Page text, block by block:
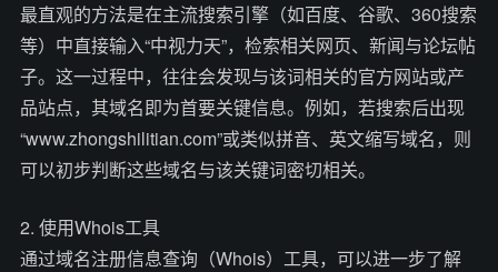
最直观的方法是在主流搜索引擎（如百度、谷歌、360搜索
等）中直接输入“中视力天”，检索相关网页、新闻与论坛帖
子。这一过程中，往往会发现与该词相关的官方网站或产
品站点，其域名即为首要关键信息。例如，若搜索后出现
“www.zhongshilitian.com”或类似拼音、英文缩写域名，则
可以初步判断这些域名与该关键词密切相关。
2. 使用Whois工具
通过域名注册信息查询（Whois）工具，可以进一步了解